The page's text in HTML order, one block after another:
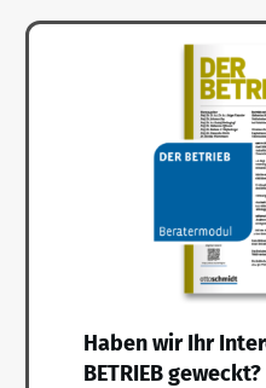
Haben wir Ihr
BETRIEB geweckt?